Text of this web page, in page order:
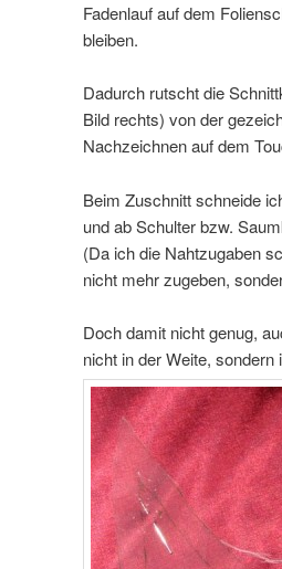
Fadenlauf auf dem
bleiben.
Dadurch rutscht die
Bild rechts) von der
Nachzeichnen auf dem
Beim Zuschnitt schneide
und ab Schulter bzw.
(Da ich die Nahtzugaben
nicht mehr zugeben,
Doch damit nicht genug,
nicht in der Weite,